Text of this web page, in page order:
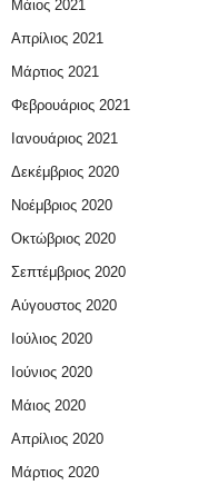
Μάιος 2021
Απρίλιος 2021
Μάρτιος 2021
Φεβρουάριος 2021
Ιανουάριος 2021
Δεκέμβριος 2020
Νοέμβριος 2020
Οκτώβριος 2020
Σεπτέμβριος 2020
Αύγουστος 2020
Ιούλιος 2020
Ιούνιος 2020
Μάιος 2020
Απρίλιος 2020
Μάρτιος 2020